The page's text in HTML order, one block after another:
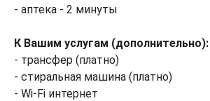
- аптека - 2 минуты
К Вашим услугам (дополнительно):
- трансфер (платно)
- стиральная машина (платно)
- Wi-Fi интернет